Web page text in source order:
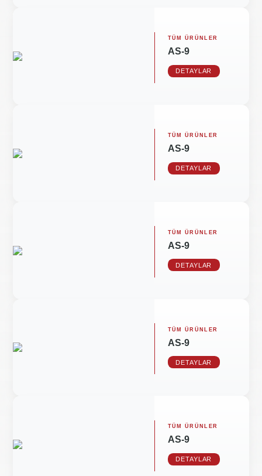
TÜM ÜRÜNLER
AS-9
DETAYLAR
TÜM ÜRÜNLER
AS-9
DETAYLAR
TÜM ÜRÜNLER
AS-9
DETAYLAR
TÜM ÜRÜNLER
AS-9
DETAYLAR
TÜM ÜRÜNLER
AS-9
DETAYLAR